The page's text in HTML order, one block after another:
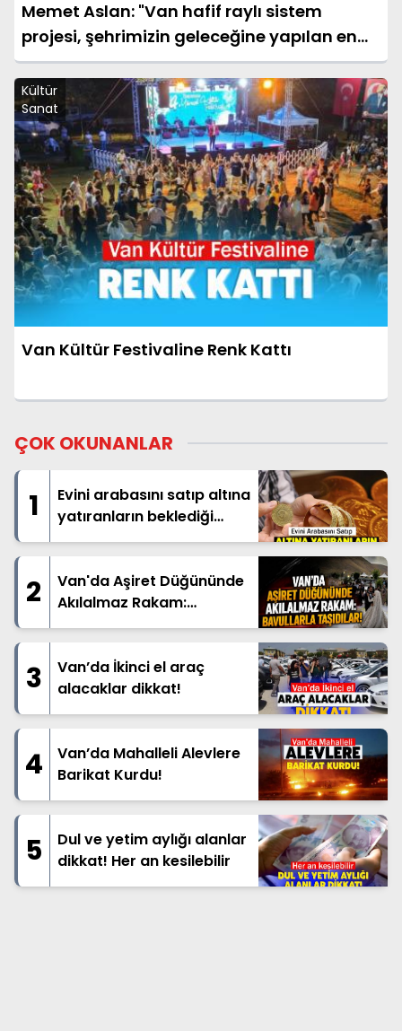
Memet Aslan: "Van hafif raylı sistem
projesi, şehrimizin geleceğine yapılan en
büyük yatırımlardan biridir"
Kültür
Sanat
Van Kültür Festivaline Renk Kattı
ÇOK OKUNANLAR
1
Evini arabasını satıp altına
yatıranların beklediği
haber geldi
2
Van'da Aşiret Düğününde
Akılalmaz Rakam:
Bavullarla Taşıdılar!
3
Van’da İkinci el araç
alacaklar dikkat!
4
Van’da Mahalleli Alevlere
Barikat Kurdu!
5
Dul ve yetim aylığı alanlar
dikkat! Her an kesilebilir